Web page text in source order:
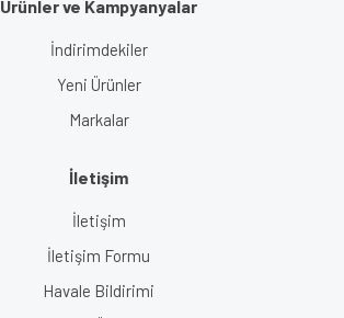
Ürünler ve Kampyanyalar
İndirimdekiler
Yeni Ürünler
Markalar
İletişim
İletişim
İletişim Formu
Havale Bildirimi